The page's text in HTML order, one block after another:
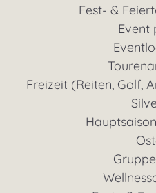
Fest- &
Event
Freizeit (Reiten, Golf,